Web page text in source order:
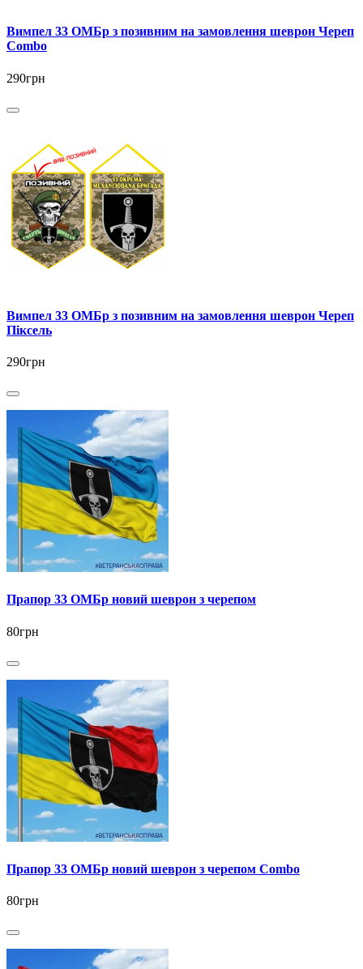
Вимпел 33 ОМБр з позивним на замовлення шеврон Череп
Combo
290грн
Вимпел 33 ОМБр з позивним на замовлення шеврон Череп
Піксель
290грн
Прапор 33 ОМБр новий шеврон з черепом
80грн
Прапор 33 ОМБр новий шеврон з черепом Combo
80грн